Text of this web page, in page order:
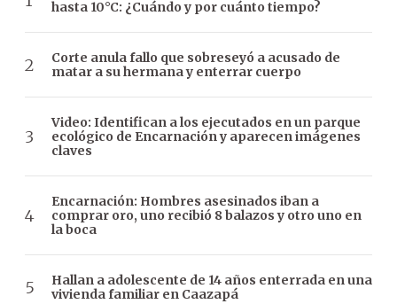
hasta 10°C: ¿Cuándo y por cuánto tiempo?
Corte anula fallo que sobreseyó a acusado de
matar a su hermana y enterrar cuerpo
Video: Identifican a los ejecutados en un parque
ecológico de Encarnación y aparecen imágenes
claves
Encarnación: Hombres asesinados iban a
comprar oro, uno recibió 8 balazos y otro uno en
la boca
Hallan a adolescente de 14 años enterrada en una
vivienda familiar en Caazapá